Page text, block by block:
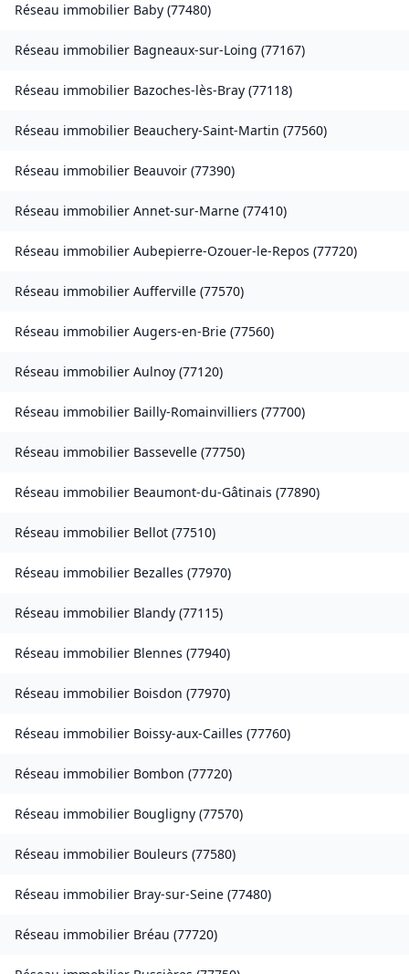
Réseau immobilier Baby (77480)
Réseau immobilier Bagneaux-sur-Loing (77167)
Réseau immobilier Bazoches-lès-Bray (77118)
Réseau immobilier Beauchery-Saint-Martin (77560)
Réseau immobilier Beauvoir (77390)
Réseau immobilier Annet-sur-Marne (77410)
Réseau immobilier Aubepierre-Ozouer-le-Repos (77720)
Réseau immobilier Aufferville (77570)
Réseau immobilier Augers-en-Brie (77560)
Réseau immobilier Aulnoy (77120)
Réseau immobilier Bailly-Romainvilliers (77700)
Réseau immobilier Bassevelle (77750)
Réseau immobilier Beaumont-du-Gâtinais (77890)
Réseau immobilier Bellot (77510)
Réseau immobilier Bezalles (77970)
Réseau immobilier Blandy (77115)
Réseau immobilier Blennes (77940)
Réseau immobilier Boisdon (77970)
Réseau immobilier Boissy-aux-Cailles (77760)
Réseau immobilier Bombon (77720)
Réseau immobilier Bougligny (77570)
Réseau immobilier Bouleurs (77580)
Réseau immobilier Bray-sur-Seine (77480)
Réseau immobilier Bréau (77720)